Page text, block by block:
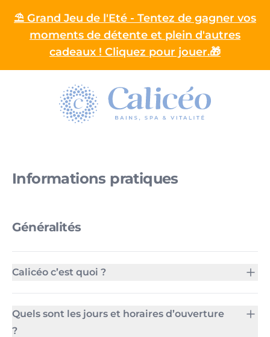
⛱️ Grand Jeu de l'Eté - Tentez de gagner vos
moments de détente et plein d'autres
cadeaux ! Cliquez pour jouer.🎁
Homepage
Informations pratiques
Généralités
Calicéo c’est quoi ?
Quels sont les jours et horaires d’ouverture
?